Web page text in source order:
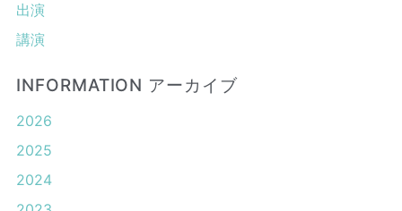
出演
講演
INFORMATION アーカイブ
2026
2025
2024